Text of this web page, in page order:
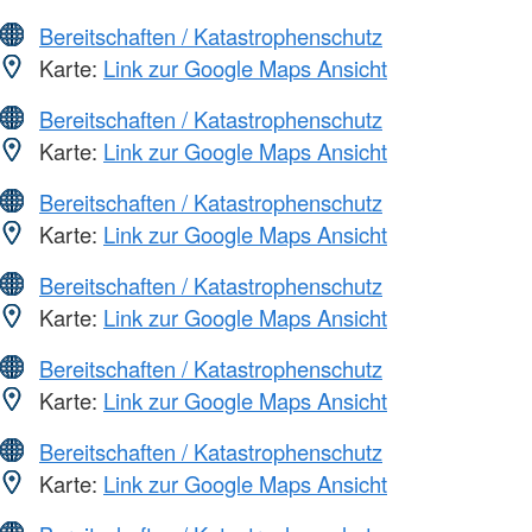
Bereitschaften / Katastrophenschutz
Karte: Link zur Google Maps Ansicht
Bereitschaften / Katastrophenschutz
Karte: Link zur Google Maps Ansicht
Bereitschaften / Katastrophenschutz
Karte: Link zur Google Maps Ansicht
Bereitschaften / Katastrophenschutz
Karte: Link zur Google Maps Ansicht
Bereitschaften / Katastrophenschutz
Karte: Link zur Google Maps Ansicht
Bereitschaften / Katastrophenschutz
Karte: Link zur Google Maps Ansicht